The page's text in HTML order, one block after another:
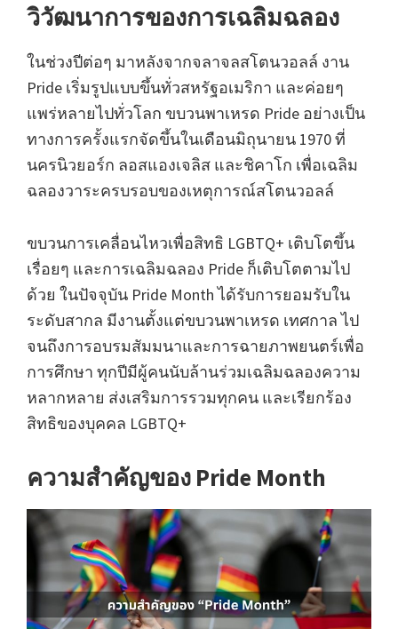
วิวัฒนาการของการเฉลิมฉลอง
ในช่วงปีต่อๆ มาหลังจากจลาจลสโตนวอลล์ งาน
Pride เริ่มรูปแบบขึ้นทั่วสหรัฐอเมริกา และค่อยๆ
แพร่หลายไปทั่วโลก ขบวนพาเหรด Pride อย่างเป็น
ทางการครั้งแรกจัดขึ้นในเดือนมิถุนายน 1970 ที่
นครนิวยอร์ก ลอสแองเจลิส และชิคาโก เพื่อเฉลิม
ฉลองวาระครบรอบของเหตุการณ์สโตนวอลล์
ขบวนการเคลื่อนไหวเพื่อสิทธิ LGBTQ+ เติบโตขึ้น
เรื่อยๆ และการเฉลิมฉลอง Pride ก็เติบโตตามไป
ด้วย ในปัจจุบัน Pride Month ได้รับการยอมรับใน
ระดับสากล มีงานตั้งแต่ขบวนพาเหรด เทศกาล ไป
จนถึงการอบรมสัมมนาและการฉายภาพยนตร์เพื่อ
การศึกษา ทุกปีมีผู้คนนับล้านร่วมเฉลิมฉลองความ
หลากหลาย ส่งเสริมการรวมทุกคน และเรียกร้อง
สิทธิของบุคคล LGBTQ+
ความสำคัญของ Pride Month